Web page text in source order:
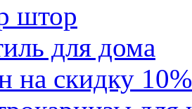
штор
для дома
на скидку 10%